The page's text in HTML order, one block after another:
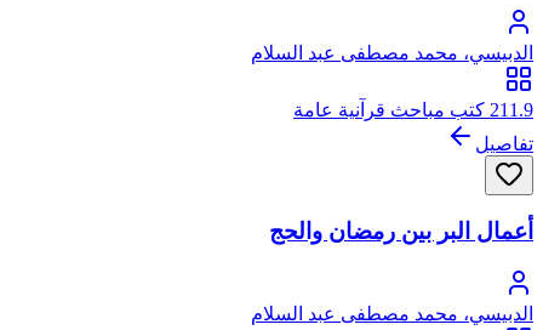
الدبيسي، محمد مصطفى عبد السلام
211.9 كتب مباحث قرآنية عامة
تفاصيل
أعمال البر بين رمضان والحج
الدبيسي، محمد مصطفى عبد السلام